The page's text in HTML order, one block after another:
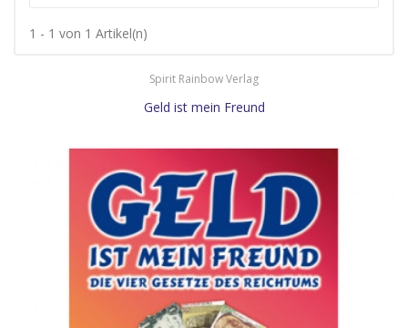
1 - 1 von 1 Artikel(n)
Spirit Rainbow Verlag
Geld ist mein Freund